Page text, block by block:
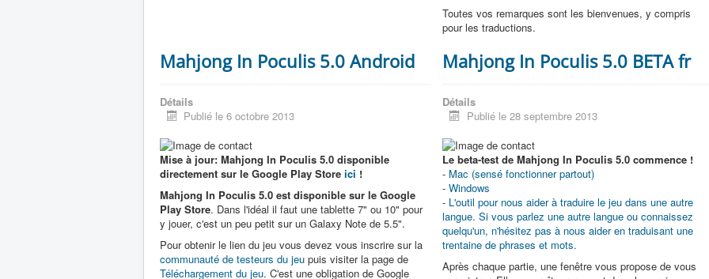
Toutes vos remarques sont les bienvenues, y compris
pour les traductions.
Mahjong In Poculis 5.0 Android
Détails
Publié le 6 octobre 2013
Mise à jour: Mahjong In Poculis 5.0 disponible
directement sur le Google Play Store ici !
Mahjong In Poculis 5.0 est disponible sur le Google
Play Store. Dans l'idéal il faut une tablette 7" ou 10" pour
y jouer, c'est un peu petit sur un Galaxy Note de 5.5".
Pour obtenir le lien du jeu vous devez vous inscrire sur la
communauté de testeurs du jeu puis visiter la page de
Téléchargement du jeu. C'est une obligation de Google
Mahjong In Poculis 5.0 BETA fr
Détails
Publié le 28 septembre 2013
Le beta-test de Mahjong In Poculis 5.0 commence !
- Mac (sensé fonctionner partout)
-Windows
- L'outil pour nous aider à traduire le jeu dans une autre
langue. Si vous parlez une autre langue ou connaissez
quelqu'un, n'hésitez pas à nous aider en traduisant une
trentaine de phrases et mots.
Après chaque partie, une fenêtre vous propose de vous